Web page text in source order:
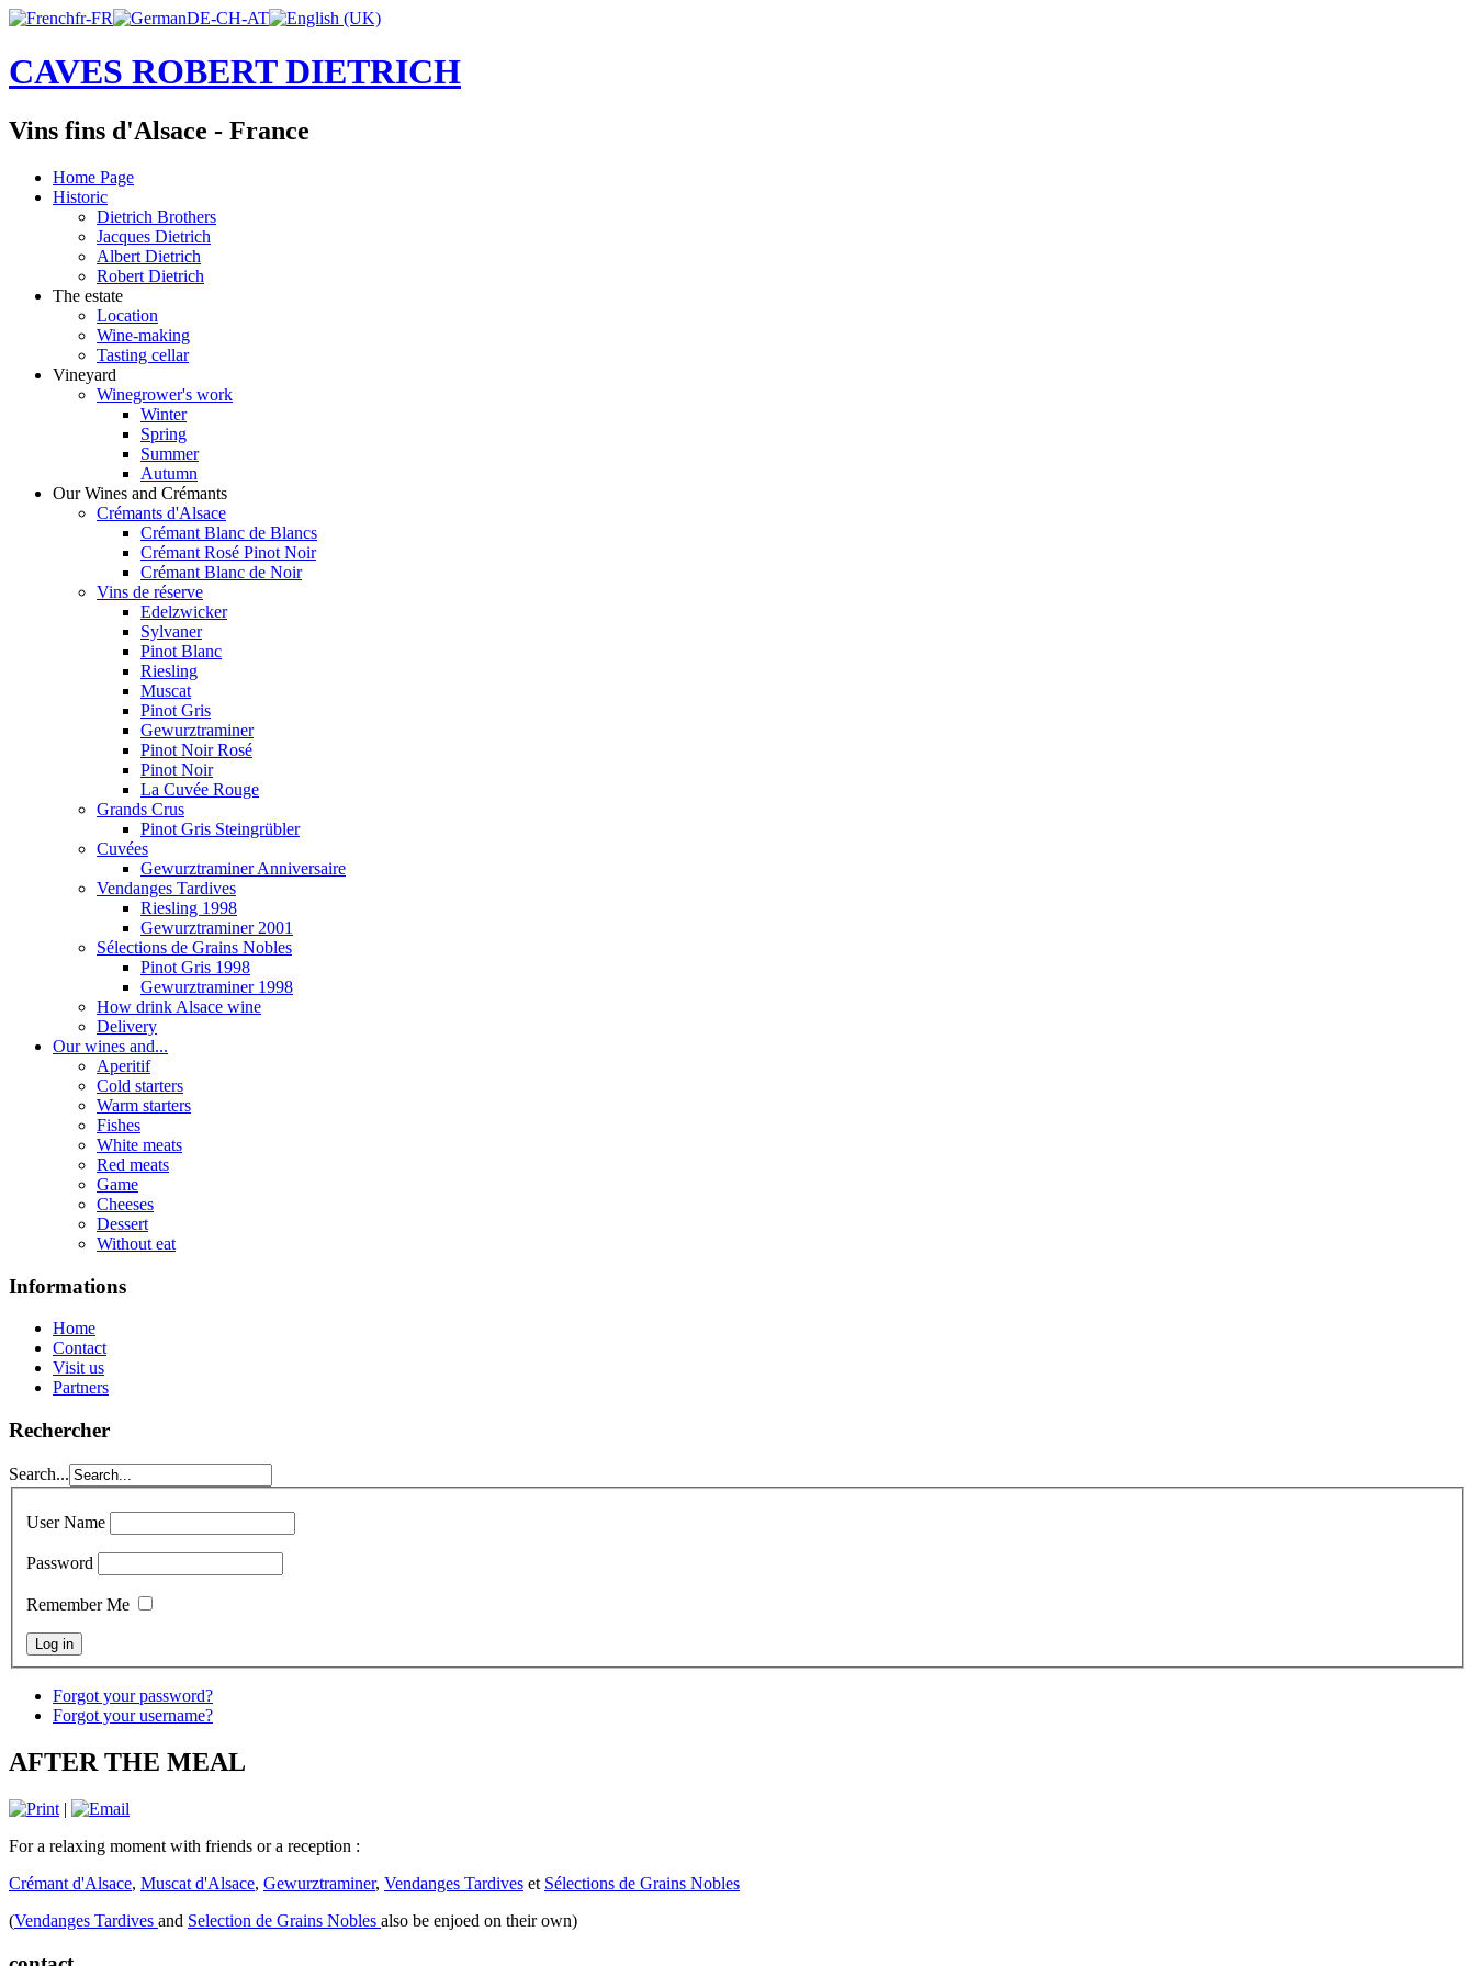
CAVES ROBERT DIETRICH
Vins fins d'Alsace - France
Home Page
Historic
Dietrich Brothers
Jacques Dietrich
Albert Dietrich
Robert Dietrich
The estate
Location
Wine-making
Tasting cellar
Vineyard
Winegrower's work
Winter
Spring
Summer
Autumn
Our Wines and Crémants
Crémants d'Alsace
Crémant Blanc de Blancs
Crémant Rosé Pinot Noir
Crémant Blanc de Noir
Vins de réserve
Edelzwicker
Sylvaner
Pinot Blanc
Riesling
Muscat
Pinot Gris
Gewurztraminer
Pinot Noir Rosé
Pinot Noir
La Cuvée Rouge
Grands Crus
Pinot Gris Steingrübler
Cuvées
Gewurztraminer Anniversaire
Vendanges Tardives
Riesling 1998
Gewurztraminer 2001
Sélections de Grains Nobles
Pinot Gris 1998
Gewurztraminer 1998
How drink Alsace wine
Delivery
Our wines and...
Aperitif
Cold starters
Warm starters
Fishes
White meats
Red meats
Game
Cheeses
Dessert
Without eat
Informations
Home
Contact
Visit us
Partners
Rechercher
Search...
User Name
Password
Remember Me
Forgot your password?
Forgot your username?
AFTER THE MEAL
|
For a relaxing moment with friends or a reception :
Crémant d'Alsace, Muscat d'Alsace, Gewurztraminer, Vendanges Tardives et Sélections de Grains Nobles
(Vendanges Tardives and Selection de Grains Nobles also be enjoed on their own)